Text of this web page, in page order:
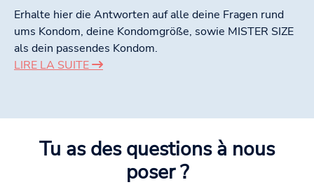
Erhalte hier die Antworten auf alle deine Fragen rund
ums Kondom, deine Kondomgröße, sowie MISTER SIZE
als dein passendes Kondom.
LIRE LA SUITE
Tu as des questions à nous
poser ?